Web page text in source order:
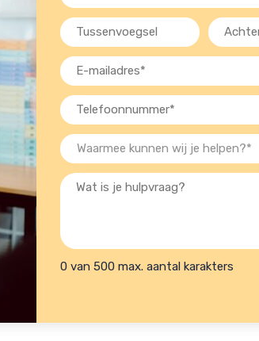
(Vereist)
Tussenvoegsel
(Vereist)
E-
mailadres
(Vereist)
Telefoon
(Vereist)
Waarmee
kunnen
wij
(Vereist)
Wat
hulpvraag?
0 van 500 max. aantal karakters